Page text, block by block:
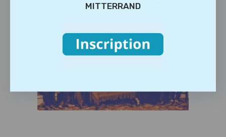
MITTERRAND